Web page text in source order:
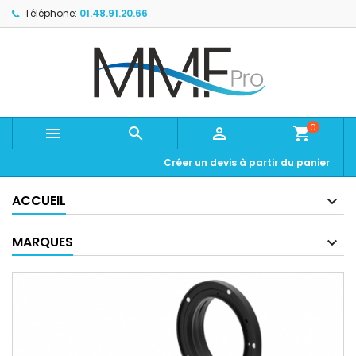
Téléphone: 01.48.91.20.66
   shopping_cart0
Créer un devis à partir du panier
ACCUEIL
MARQUES